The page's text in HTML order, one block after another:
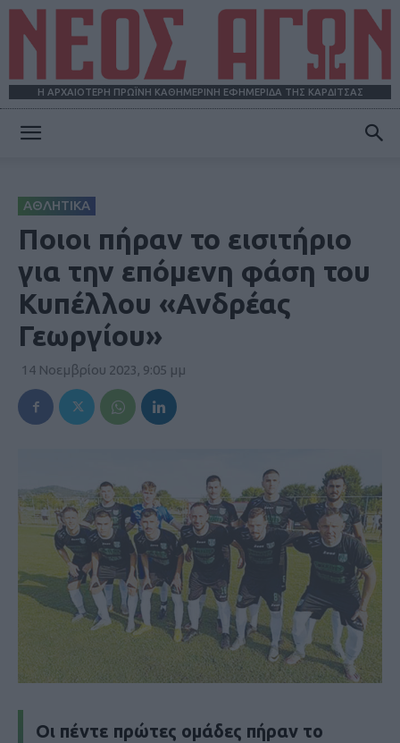
Η ΑΡΧΑΙΟΤΕΡΗ ΠΡΩΪΝΗ ΚΑΘΗΜΕΡΙΝΗ ΕΦΗΜΕΡΙΔΑ ΤΗΣ ΚΑΡΔΙΤΣΑΣ
ΑΘΛΗΤΙΚΑ
Ποιοι πήραν το εισιτήριο
για την επόμενη φάση του
Κυπέλλου «Ανδρέας
Γεωργίου»
14 Νοεμβρίου 2023, 9:05 μμ
Οι πέντε πρώτες ομάδες πήραν το